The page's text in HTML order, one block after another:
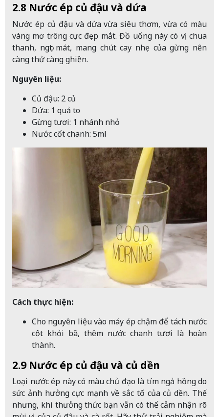
2.8 Nước ép củ đậu và dứa
Nước ép củ đậu và dứa vừa siêu thơm, vừa có màu
vàng mơ trông cực đẹp mắt. Đồ uống này có vị chua
thanh, ngọt mát, mang chút cay nhẹ của gừng nên
càng thử càng ghiền.
Nguyên liệu:
Củ đậu: 2 củ
Dứa: 1 quả to
Gừng tươi: 1 nhánh nhỏ
Nước cốt chanh: 5ml
Cách thực hiện:
Cho nguyên liệu vào máy ép chậm để tách nước
cốt khỏi bã, thêm nước chanh tươi là hoàn
thành.
2.9 Nước ép củ đậu và củ dền
Loại nước ép này có màu chủ đạo là tím ngả hồng do
sức ảnh hưởng cực mạnh về sắc tố của củ dền. Thế
nhưng, khi thưởng thức bạn vẫn có thể cảm nhận rõ